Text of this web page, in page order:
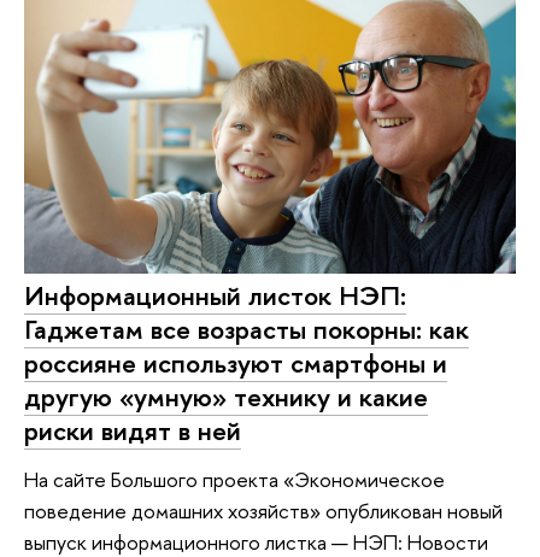
Информационный листок НЭП:
Гаджетам все возрасты покорны: как
россияне используют смартфоны и
другую «умную» технику и какие
риски видят в ней
На сайте Большого проекта «Экономическое
поведение домашних хозяйств» опубликован новый
выпуск информационного листка — НЭП: Новости